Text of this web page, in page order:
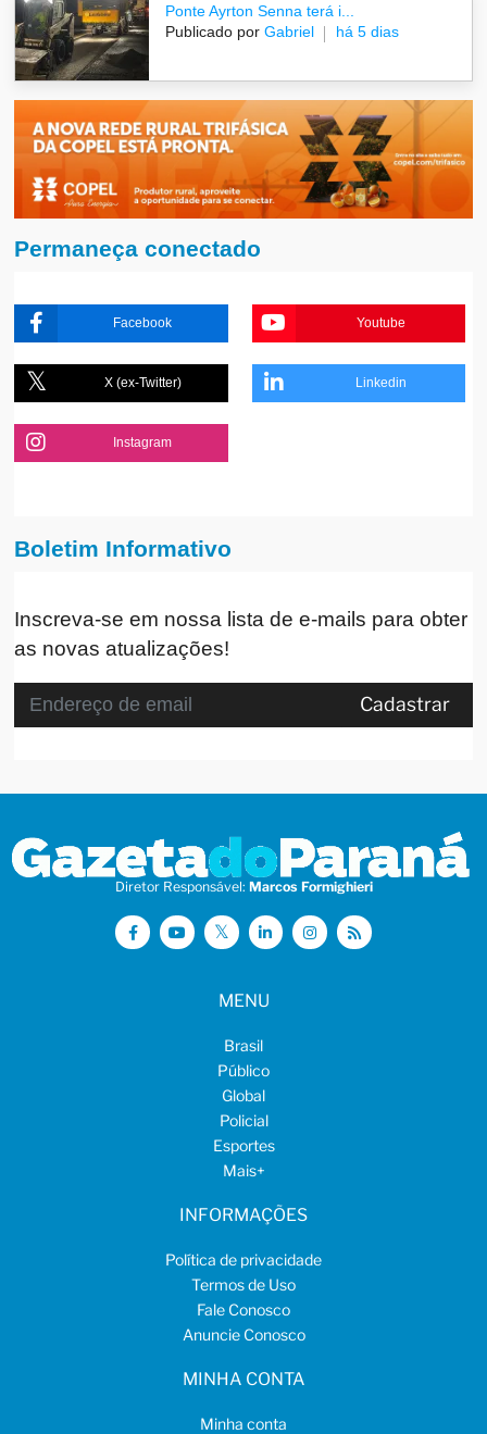
Ponte Ayrton Senna terá i...
Publicado por Gabriel há 5 dias
Permaneça conectado
Facebook Youtube
X (ex-Twitter) Linkedin
Instagram
Boletim Informativo
Inscreva-se em nossa lista de e-mails para obter
as novas atualizações!
Cadastrar
Diretor Responsável: Marcos Formighieri
MENU
Brasil
Público
Global
Policial
Esportes
Mais+
INFORMAÇÕES
Política de privacidade
Termos de Uso
Fale Conosco
Anuncie Conosco
MINHA CONTA
Minha conta